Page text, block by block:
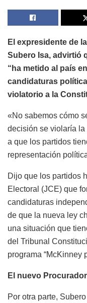
El expresidente de
Subero Isa, advirtió
“ha metido al país
candidaturas
violatorio a la
«No sabemos cómo
decisión se violaría
a que los partidos
representación
Dijo que los partidos
Electoral (JCE) que
candidaturas
de que la nueva ley
una situación que
del Tribunal
programa “McKinney
El nuevo Procurador
Por otra parte,